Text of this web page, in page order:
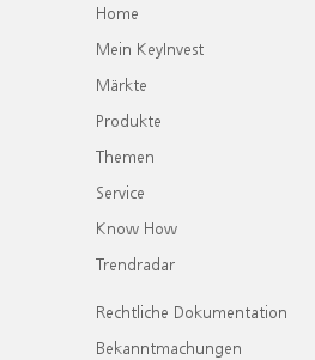
Home
Mein KeyInvest
Märkte
Produkte
Themen
Service
Know How
Trendradar
Rechtliche Dokumentation
Bekanntmachungen